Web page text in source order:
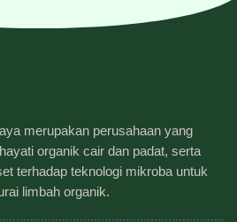
merupakan perusahaan yang
organik cair dan padat, serta
terhadap teknologi mikroba untuk
limbah organik.